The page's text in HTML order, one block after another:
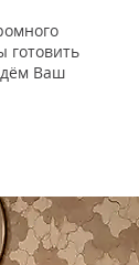
готовить
Ваш